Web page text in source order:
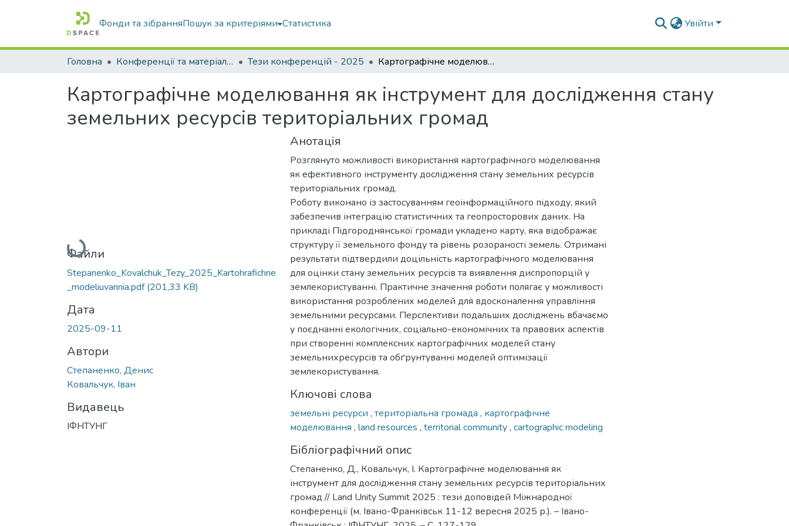
Фонди та зібранняПошук за критеріями Статистика Увійти
Головна Конференції та матеріали конференцій Тези конференцій - 2025 Картографічне моделювання як інструмент для дослідження стану земельних ресурсів територіальних громад
Картографічне моделювання як інструмент для дослідження стану
земельних ресурсів територіальних громад
Вантажиться...
Файли
Stepanenko_Kovalchuk_Tezy_2025_Kartohrafichne
_modeliuvannia.pdf(201,33 KB)
Дата
2025-09-11
Автори
Степаненко, Денис
Ковальчук, Іван
Видавець
ІФНТУНГ
Анотація
Розглянуто можливості використання картографічного моделювання
як ефективного інструменту дослідження стану земельних ресурсів
територіальних громад.
Роботу виконано із застосуванням геоінформаційного підходу, який
забезпечив інтеграцію статистичних та геопросторових даних. На
прикладі Підгороднянської громади укладено карту, яка відображає
структуру її земельного фонду та рівень розораності земель. Отримані
результати підтвердили доцільність картографічного моделювання
для оцінки стану земельних ресурсів та виявлення диспропорцій у
землекористуванні. Практичне значення роботи полягає у можливості
використання розроблених моделей для вдосконалення управління
земельними ресурсами. Перспективи подальших досліджень вбачаємо
у поєднанні екологічних, соціально-економічних та правових аспектів
при створенні комплексних картографічних моделей стану
земельнихресурсів та обґрунтуванні моделей оптимізації
землекористування.
Ключові слова
земельні ресурси , територіальна громада , картографічне
моделювання , land resources , territorial community, cartographic modeling
Бібліографічний опис
Степаненко, Д., Ковальчук, І. Картографічне моделювання як
інструмент для дослідження стану земельних ресурсів територіальних
громад // Land Unity Summit 2025 : тези доповідей Міжнародної
конференції (м. Івано-Франківськ 11-12 вересня 2025 р.). – Івано-